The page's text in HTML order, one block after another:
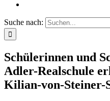
Suche nach:
Schülerinnen und
Adler-Realschule
Kilian-von-Steiner-